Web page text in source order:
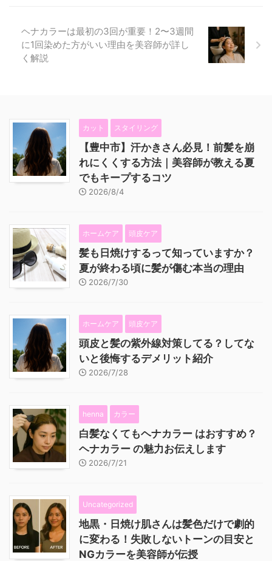
ヘナカラーは最初の3回が重要！2〜3週間
に1回染めた方がいい理由を美容師が詳し
く解説
カット スタイリング
【豊中市】汗かきさん必見！前髪を崩
れにくくする方法｜美容師が教える夏
でもキープするコツ
2026/8/4
ホームケア 頭皮ケア
髪も日焼けするって知っていますか？
夏が終わる頃に髪が傷む本当の理由
2026/7/30
ホームケア 頭皮ケア
頭皮と髪の紫外線対策してる？してな
いと後悔するデメリット紹介
2026/7/28
henna カラー
白髪なくてもヘナカラー はおすすめ？
ヘナカラー の魅力お伝えします
2026/7/21
Uncategorized
地黒・日焼け肌さんは髪色だけで劇的
に変わる！失敗しないトーンの目安と
NGカラーを美容師が伝授